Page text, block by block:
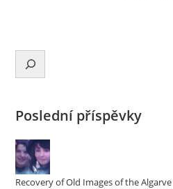
Hledání
Poslední příspěvky
Recovery of Old Images of the Algarve